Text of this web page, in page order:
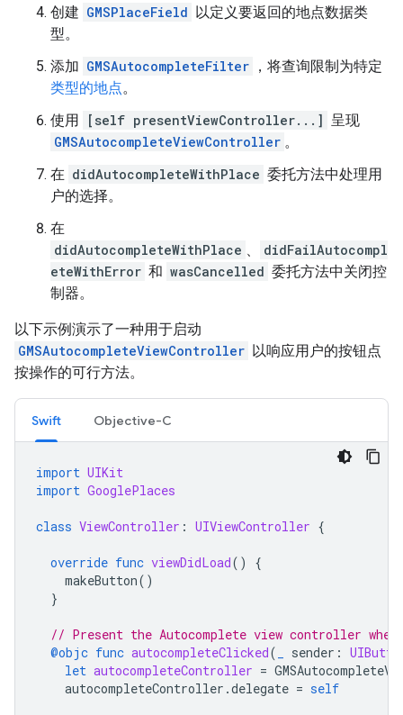
创建 GMSPlaceField 以定义要返回的地点数据类
型。
添加 GMSAutocompleteFilter ，将查询限制为特定
类型的地点。
使用
[self presentViewController...]
呈现
GMSAutocompleteViewController 。
在 didAutocompleteWithPlace 委托方法中处理用
户的选择。
在
didAutocompleteWithPlace 、
didFailAutocompl
eteWithError 和 wasCancelled 委托方法中关闭控
制器。
以下示例演示了一种用于启动
GMSAutocompleteViewController 以响应用户的按钮点
按操作的可行方法。
Swift Objective-C
import UIKit
import GooglePlaces
class ViewController : UIViewController {
override func viewDidLoad()
{
makeButton()
}
// Present the Autocomplete view controller
@objc func autocompleteClicked( sender :
let autocompleteController =
autocompleteController .delegate = self